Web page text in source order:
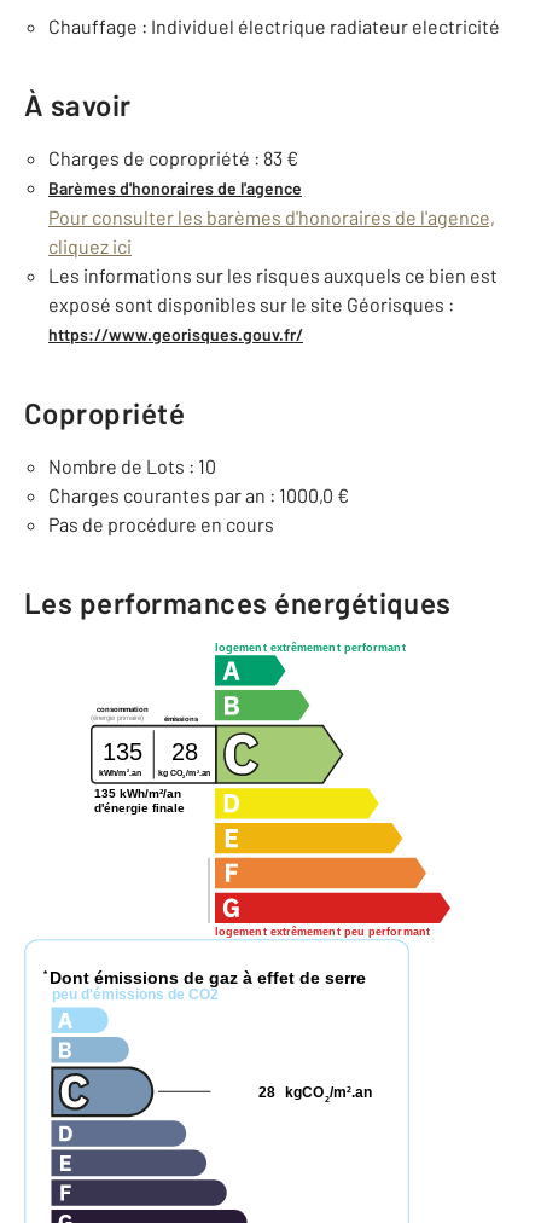
Chauffage : Individuel électrique radiateur electricité
À savoir
Charges de copropriété : 83 €
Barèmes d'honoraires de l'agence
Pour consulter les barèmes d'honoraires de l'agence,
cliquez ici
Les informations sur les risques auxquels ce bien est
exposé sont disponibles sur le site Géorisques :
https://www.georisques.gouv.fr/
Copropriété
Nombre de Lots : 10
Charges courantes par an : 1000,0 €
Pas de procédure en cours
Les performances énergétiques
logement extrêmement performant
logement extrêmement peu performant
consommation
émissions
(énergie primaire)
135 28
kWh/m 2 .an kg CO2/m2.an
135 kWh/m²/an
d'énergie finale
* Dont émissions de gaz à effet de serre
peu d'émissions de CO2
kgCO2/m2.an
28